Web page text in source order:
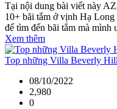
Tại nội dung bài viết này
10+ bãi tắm ở vịnh Hạ Long
để tìm đến bãi tắm mà mình
Xem thêm
Top những Villa Beverly
08/10/2022
2,980
0